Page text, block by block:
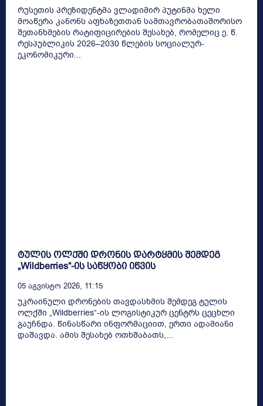
რუსეთის პრეზიდენტმა ვლადიმირ პუტინმა ხელი
მოაწერა კანონს აფხაზეთთან სამთავრობათაშორისო
შეთანხმების რატიფიცირების შესახებ, რომელიც ე. წ.
რესპუბლიკის 2026–2030 წლების სოციალურ-
ეკონომიკური...
ტულის ოლქში დრონის დარტყმის შემდეგ
„Wildberries“-ის საწყობი იწვის
05 Აგვისტო 2026, 11:15
უკრაინული დრონების თავდასხმის შემდეგ ტულის
ოლქში „Wildberries“-ის ლოგისტიკურ ცენტრს ცეცხლი
გაუჩნდა. წინასწარი ინფორმაციით, ერთი ადამიანი
დაშავდა. ამის შესახებ ოთხშაბათს,...